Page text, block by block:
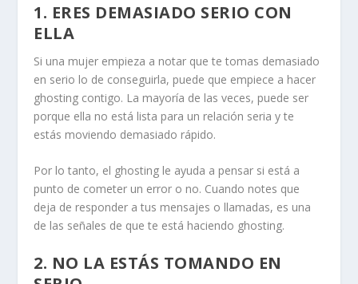
1. ERES DEMASIADO SERIO CON
ELLA
Si una mujer empieza a notar que te tomas demasiado
en serio lo de conseguirla, puede que empiece a hacer
ghosting contigo. La mayoría de las veces, puede ser
porque ella no está lista para un relación seriay te
estás moviendo demasiado rápido.
Por lo tanto, el ghosting le ayuda a pensar si está a
punto de cometer un error o no. Cuando notes que
deja de responder a tus mensajes o llamadas, es una
de las señales de que te está haciendo ghosting.
2. NO LA ESTÁS TOMANDO EN